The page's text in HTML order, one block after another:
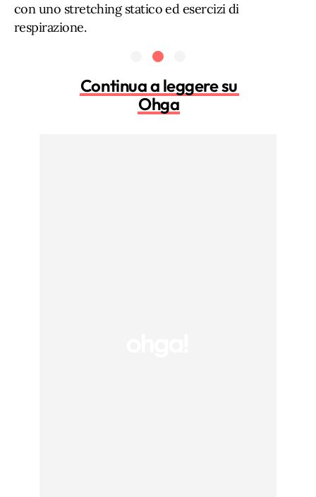
con uno stretching statico ed esercizi di
respirazione.
Continua a leggere su
Ohga